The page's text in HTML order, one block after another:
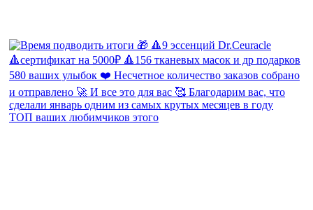
ТОП ваших любимчиков этого